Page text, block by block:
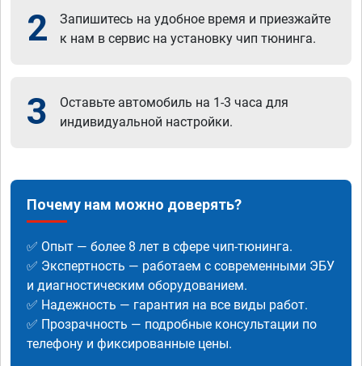
2
Запишитесь на удобное время и приезжайте
к нам в сервис на установку чип тюнинга.
3
Оставьте автомобиль на 1-3 часа для
индивидуальной настройки.
Почему нам можно доверять?
✅ Опыт — более 8 лет в сфере чип-тюнинга.
✅ Экспертность — работаем с современными ЭБУ
и диагностическим оборудованием.
✅ Надежность — гарантия на все виды работ.
✅ Прозрачность — подробные консультации по
телефону и фиксированные цены.